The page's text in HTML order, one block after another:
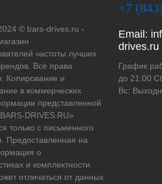
© bars-drives.ru -
частоты лучших
Все права
Копирование и
в коммерческих
представленной
DRIVES.RU»
только с письменного
Предоставленная на
о
и комплектности
отличаться от данных
+7
Email:
drives.ru
График
до 21:00
Вс: